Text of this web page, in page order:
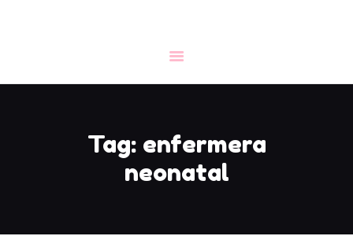
Tag: enfermera
neonatal
NOTICIAS
FORMACIÓN